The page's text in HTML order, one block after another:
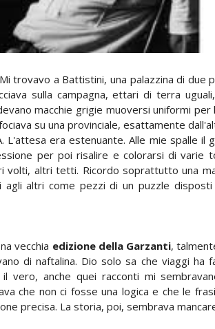
trovavo a Battistini, una palazzina di due
sulla campagna, ettari di terra
macchie grigie muoversi uniformi per
su una provinciale, esattamente
era estenuante. Alle mie spalle il
per poi risalire e colorarsi di varie
altri tetti. Ricordo soprattutto una
altri come pezzi di un puzzle
vecchia edizione della Garzanti,
di naftalina. Dio solo sa che viaggi ha
vero, anche quei racconti mi
che non ci fosse una logica e che le
precisa. La storia, poi, sembrava